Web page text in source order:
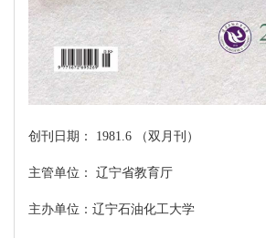
创刊日期： 1981.6 （双月刊）
主管单位： 辽宁省教育厅
主办单位：辽宁石油化工大学